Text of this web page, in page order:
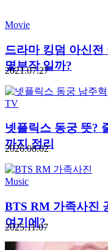
Movie
드라마 킹덤 아신
몇부작 일까?
2021.07.27
TV
넷플릭스 동궁 뜻?
까지 정리
2026.08.02
Music
BTS RM 가족사진
여기에?
2025.11.07